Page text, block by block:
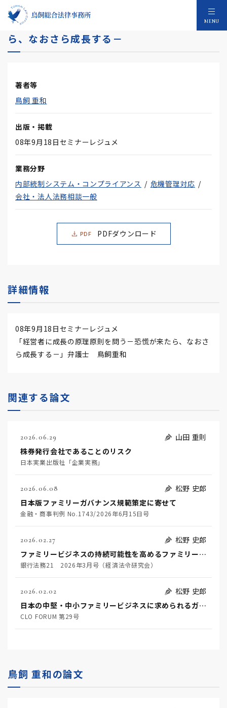
MENU
経営者に成長の原理原則を問う－恐慌が来た
ら、なおさら成長する－
著者等
鳥飼 重和
出版・掲載
08年9月18日セミナーレジュメ
業務分野
内部統制システム・コンプライアンス
危機管理対応
会社・法人法務相談一般
PDF PDFダウンロード
詳細情報
08年9月18日セミナーレジュメ
「経営者に成長の原理原則を問う－恐慌が来たら、なおさ
ら成長する－」弁護士 鳥飼重和
関連する論文
2026.06.29
山田 重則
株券発行会社であることのリスク
日本実業出版社「企業実務」
2026.06.08
松野 史郎
日本版ファミリーガバナンス規範策定に寄せて
金融・商事判例 No.1743/2026年6月15日号
2026.02.27
松野 史郎
ファミリービジネスの持続可能性を高めるファミリーガバナンスと金融機関に期待される役割
銀行法務21 2026年3月号（経済法令研究会）
2026.02.02
松野 史郎
日本の中堅・中小ファミリービジネスに求められるガバナンスに関する一考察
CLO FORUM 第29号
鳥飼 重和の論文